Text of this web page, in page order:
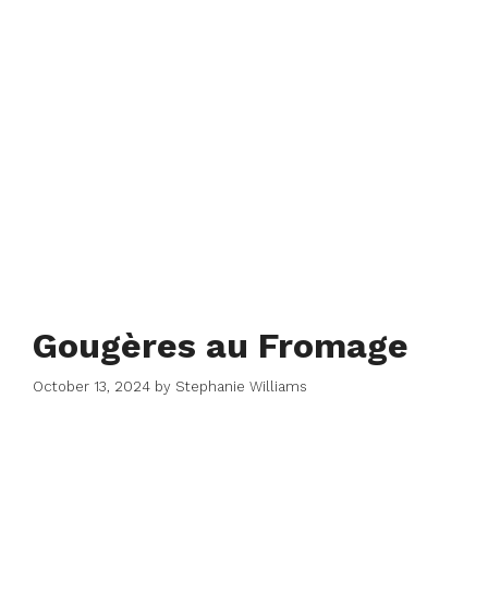
Gougères au Fromage
October 13, 2024 by Stephanie Williams